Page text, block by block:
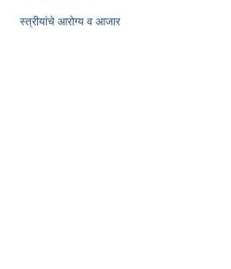
स्त्रीयांचे आरोग्य व आजार